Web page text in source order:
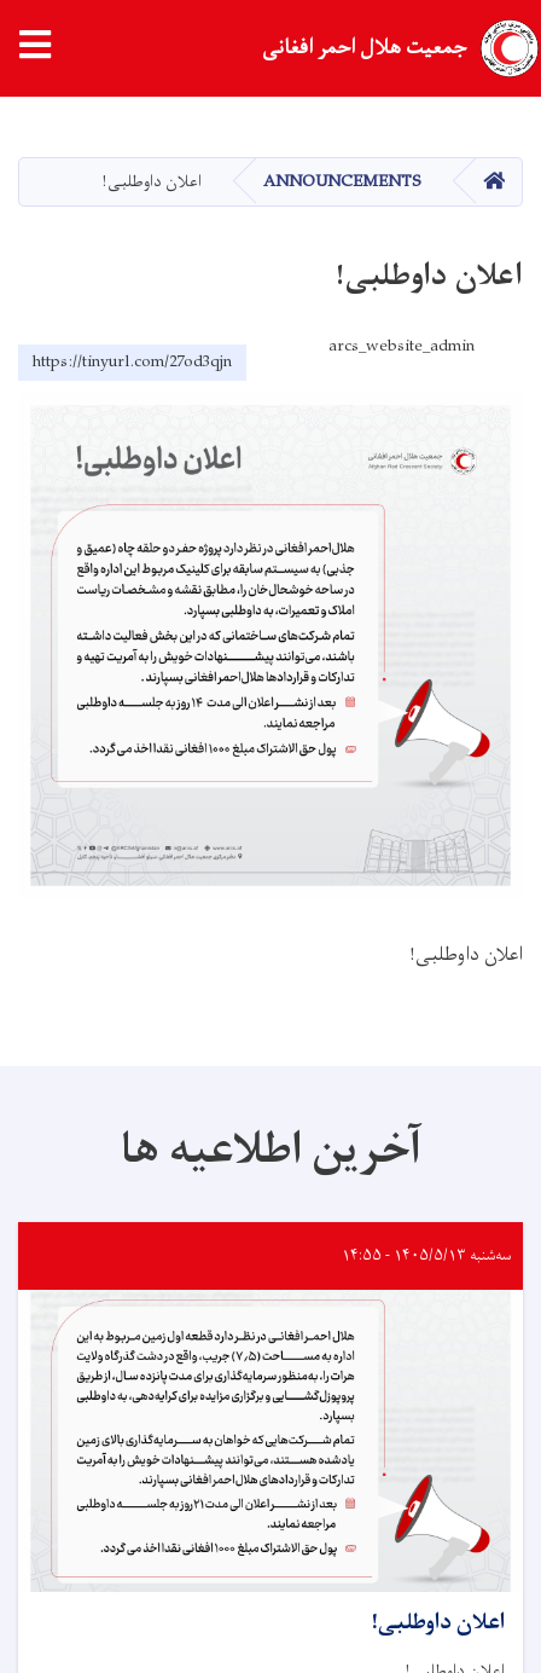
main
content
جمعیت هلال احمر افغانی
HOME
ANNOUNCEMENTS اعلان داوطلبی!
اعلان داوطلبی!
arcs_website_admin
https://tinyurl.com/27od3qjn
اعلان داوطلبی!
آخرین اطلاعیه ها
سه‌شنبه ۱۴۰۵/۵/۱۳ - ۱۴:۵۵
اعلان داوطلبی!